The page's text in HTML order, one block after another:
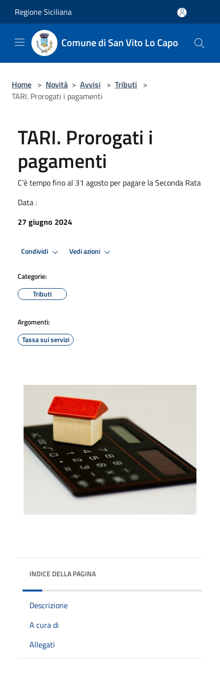
Regione Siciliana
Comune di San Vito Lo Capo
Home > Novità > Avvisi > Tributi >
TARI. Prorogati i pagamenti
TARI. Prorogati i
pagamenti
C'è tempo fino al 31 agosto per pagare la Seconda Rata
Data :
27 giugno 2024
Condividi Vedi azioni
Categorie:
Tributi
Argomenti:
Tassa sui servizi
INDICE DELLA PAGINA
Descrizione
A cura di
Allegati